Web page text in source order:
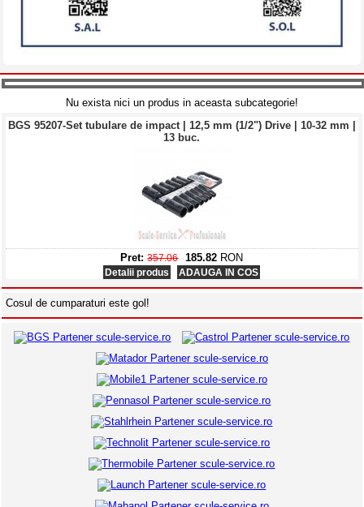
Nu exista nici un produs in aceasta subcategorie!
BGS 95207-Set tubulare de impact | 12,5 mm (1/2") Drive | 10-32 mm |
13 buc.
Pret: 357.06 185.82 RON
Detalii produs ADAUGA IN COS
BGS 6783-Lampa Cob-Led cu acumulator 5W - 2000mAh
Pret: 149.23 71.34RON
Detalii produs
BGS 74518-Trusa cu tubulare si clichet | 6,3 mm (1/4") / 12,5 mm (1/2")
| 150piese
Cosul de cumparaturi este gol!